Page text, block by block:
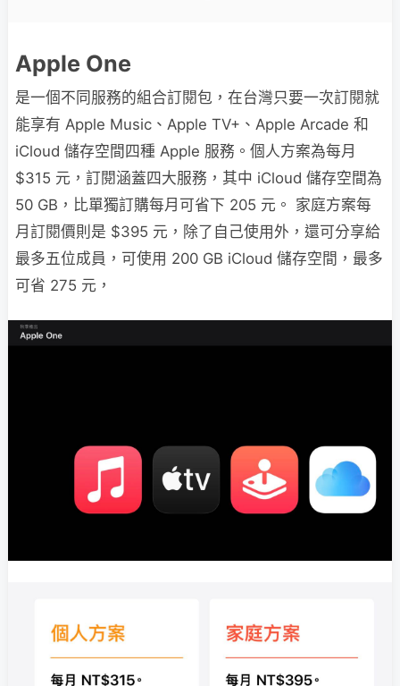
Apple One
是一個不同服務的組合訂閱包，在台灣只要一次訂閱就
能享有 Apple Music、Apple TV+、Apple Arcade 和
iCloud 儲存空間四種 Apple 服務。個人方案為每月
$315 元，訂閱涵蓋四大服務，其中 iCloud 儲存空間為
50 GB，比單獨訂購每月可省下 205 元。 家庭方案每
月訂閱價則是 $395 元，除了自己使用外，還可分享給
最多五位成員，可使用 200 GB iCloud 儲存空間，最多
可省 275 元，